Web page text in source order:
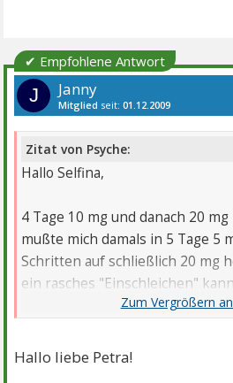
✔ Empfohlene Antwort
J Janny
Mitglied seit:01.12.2009
Zitat von Psyche:
Hallo Selfina,
4 Tage 10 mg und danach 20
mußte mich damals in 5 Tage 5
Schritten auf schließlich 20 mg
ein rasches "Einschleichen"
Nebenwirkungen natürlich
Arzt darüber, ob man nicht
Hallo liebe Petra!